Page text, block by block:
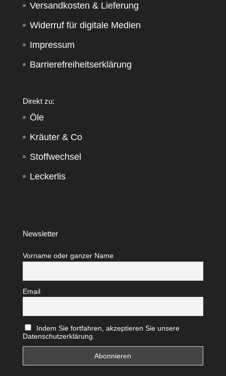
Versandkosten & Lieferung
Widerruf für digitale Medien
Impressum
Barrierefreiheitserklärung
Direkt zu:
Öle
Kräuter & Co
Stoffwechsel
Leckerlis
Newsletter
Vorname oder ganzer Name
Email
Indem Sie fortfahren, akzeptieren Sie unsere
Datenschutzerklärung.